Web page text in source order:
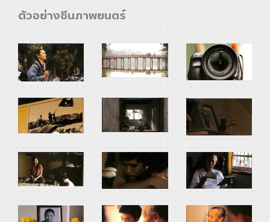
ตัวอย่างซีนภาพยนตร์